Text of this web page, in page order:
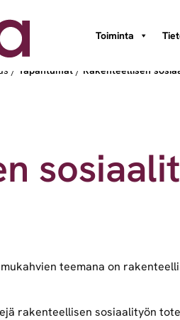
Toiminta
/ Tapahtumat / Rakenteellisen
teemana on
rakenteellisen sosiaalityön